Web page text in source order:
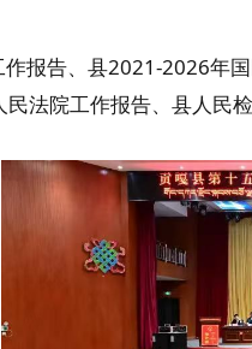
报告、县2021-2026年
法院工作报告、县人民